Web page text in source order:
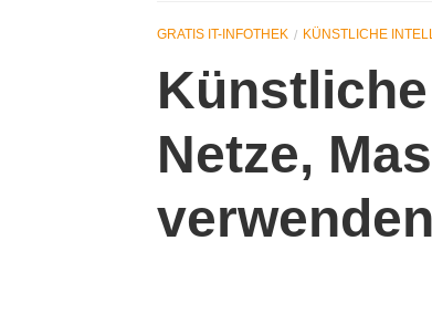
GRATIS IT-INFOTHEK KÜNSTLICHE
Netze,
verwenden